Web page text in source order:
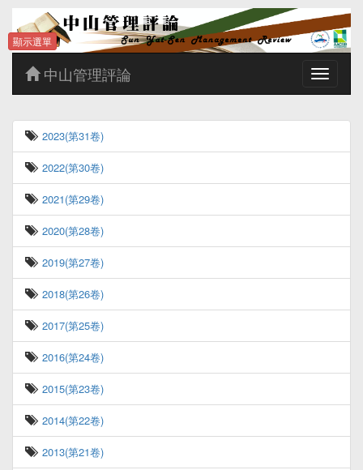
Toggle
中山管理評論
2023(第31卷)
2022(第30卷)
2021(第29卷)
2020(第28卷)
2019(第27卷)
2018(第26卷)
2017(第25卷)
2016(第24卷)
2015(第23卷)
2014(第22卷)
2013(第21卷)
顯示選單